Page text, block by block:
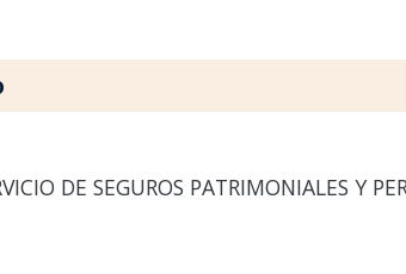
DE SEGUROS PATRIMONIALES Y